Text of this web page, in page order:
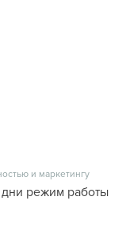
и маркетингу
режим работы